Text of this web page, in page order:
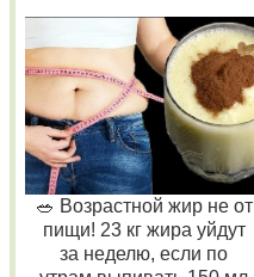
🥗 Возрастной жир не от
пищи! 23 кг жира уйдут
за неделю, если по